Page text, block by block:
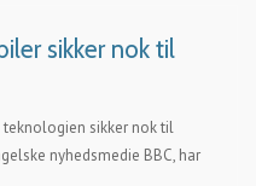
sikker nok til
teknologien sikker nok til
nyhedsmedie BBC, har